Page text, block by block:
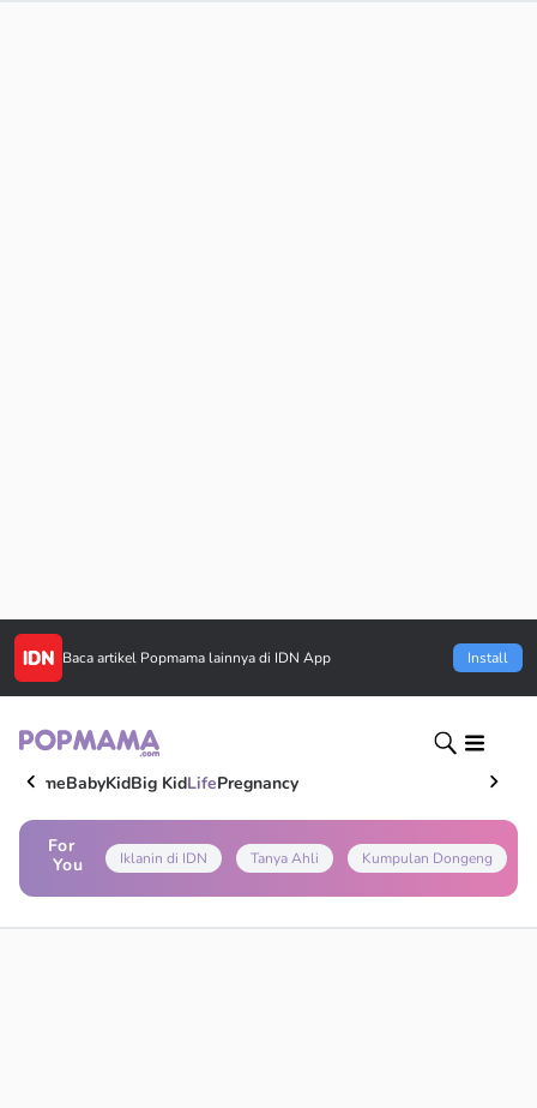
Baca artikel Popmama lainnya di IDN App Install
HomeBabyKidBig KidLifePregnancy
For
You
Iklanin di IDN Tanya Ahli Kumpulan Dongeng